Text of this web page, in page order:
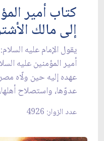
كتاب أمير
إلى مالك
يقول الإمام عليه
أمير المؤمنين عليه
عهده إليه حين ولّاه
عدوّها، واستصلاح
عدد الزوار: 4926